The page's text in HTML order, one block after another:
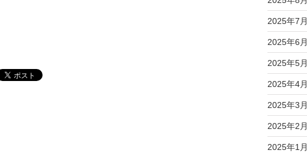
2025年7月
2025年6月
2025年5月
2025年4月
2025年3月
2025年2月
2025年1月